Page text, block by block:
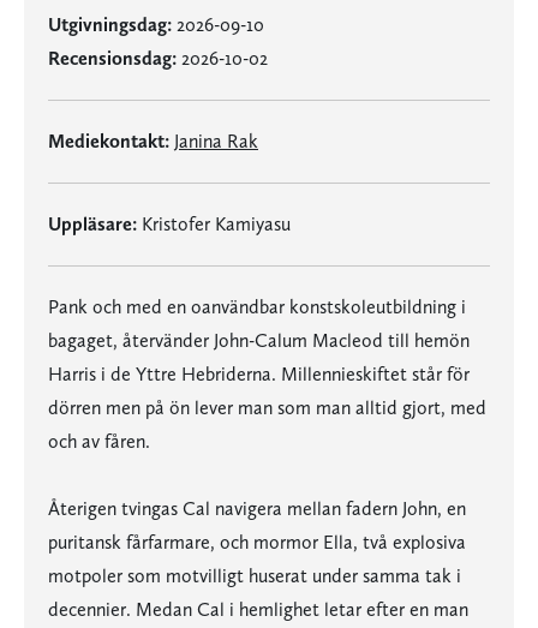
Utgivningsdag: 2026-09-10
Recensionsdag: 2026-10-02
Mediekontakt: Janina Rak
Uppläsare: Kristofer Kamiyasu
Pank och med en oanvändbar konstskoleutbildning i
bagaget, återvänder John-Calum Macleod till hemön
Harris i de Yttre Hebriderna. Millennieskiftet står för
dörren men på ön lever man som man alltid gjort, med
och av fåren.
Återigen tvingas Cal navigera mellan fadern John, en
puritansk fårfarmare, och mormor Ella, två explosiva
motpoler som motvilligt huserat under samma tak i
decennier. Medan Cal i hemlighet letar efter en man